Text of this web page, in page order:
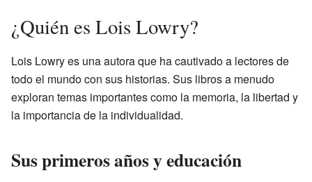
¿Quién es Lois Lowry?
Lois Lowry es una autora que ha cautivado a lectores de
todo el mundo con sus historias. Sus libros a menudo
exploran temas importantes como la memoria, la libertad y
la importancia de la individualidad.
Sus primeros años y educación